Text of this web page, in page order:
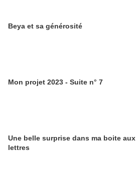
Beya et sa générosité
Mon projet 2023 - Suite n° 7
Une belle surprise dans ma boite aux
lettres